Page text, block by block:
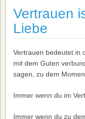
Vertrauen
Liebe
Vertrauen bedeutet in
mit dem Guten
sagen, zu dem
Immer wenn du im
Immer wenn du zu